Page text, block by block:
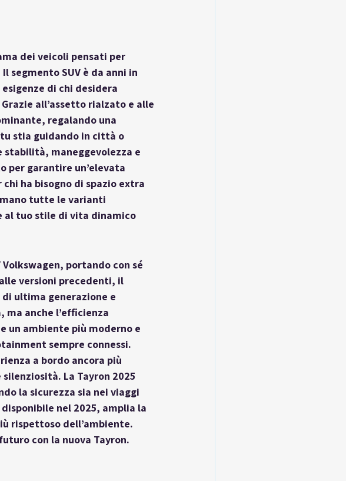
dei veicoli pensati per
SUV è da anni in
di chi desidera
all’assetto rialzato e alle
regalando una
stia guidando in città o
maneggevolezza e
per garantire un’elevata
ha bisogno di spazio extra
mano tutte le varianti
al tuo stile di vita dinamico
portando con sé
versioni precedenti, il
ultima generazione e
ma anche l’efficienza
un ambiente più moderno e
sempre connessi.
a bordo ancora più
La Tayron 2025
la sicurezza sia nei viaggi
nel 2025, amplia la
rispettoso dell’ambiente.
con la nuova Tayron.